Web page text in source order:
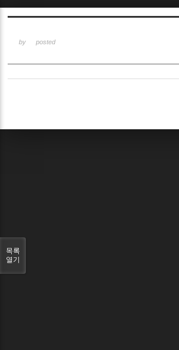
by posted
목록
열기
Sketchbook5, 스케치북5
Sketchbook5, 스케치